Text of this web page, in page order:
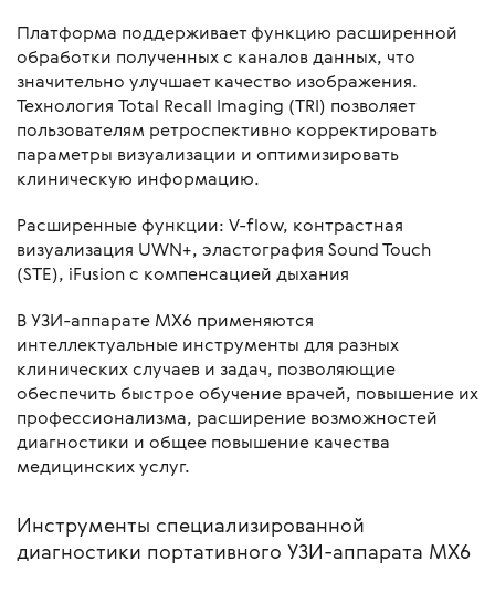
Платформа поддерживает функцию расширенной
обработки полученных с каналов данных, что
значительно улучшает качество изображения.
Технология Total Recall Imaging (TRI) позволяет
пользователям ретроспективно корректировать
параметры визуализации и оптимизировать
клиническую информацию.
Расширенные функции: V-flow, контрастная
визуализация UWN+, эластография Sound Touch
(STE), iFusion с компенсацией дыхания
В УЗИ-аппарате MX6 применяются
интеллектуальные инструменты для разных
клинических случаев и задач, позволяющие
обеспечить быстрое обучение врачей, повышение их
профессионализма, расширение возможностей
диагностики и общее повышение качества
медицинских услуг.
Инструменты специализированной
диагностики портативного УЗИ-аппарата MX6